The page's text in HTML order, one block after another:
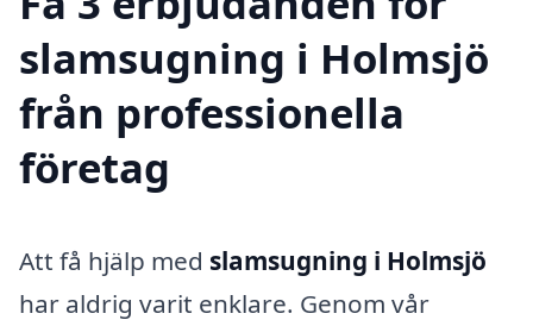
slamsugning i Holmsjö
från professionella
företag
Att få hjälp med slamsugning i Holmsjö
har aldrig varit enklare. Genom vår